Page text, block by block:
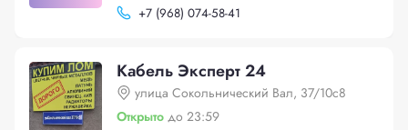
+7 (968) 074-58-41
Кабель Эксперт 24
улица Сокольнический Вал, 37/10с8
Открыто до 23:59